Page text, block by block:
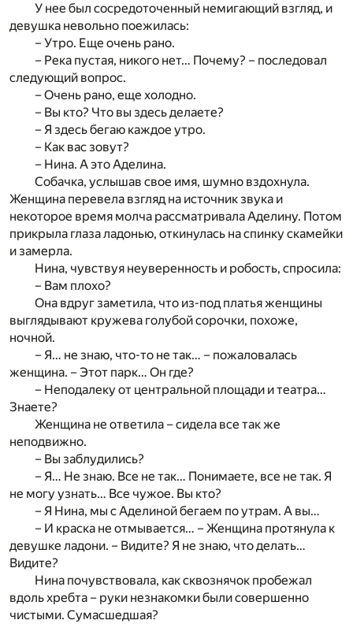
У нее был сосредоточенный немигающий взгляд, и
девушка невольно поежилась:
– Утро. Еще очень рано.
– Река пустая, никого нет… Почему? – последовал
следующий вопрос.
– Очень рано, еще холодно.
– Вы кто? Что вы здесь делаете?
– Я здесь бегаю каждое утро.
– Как вас зовут?
– Нина. А это Аделина.
Собачка, услышав свое имя, шумно вздохнула.
Женщина перевела взгляд на источник звука и
некоторое время молча рассматривала Аделину. Потом
прикрыла глаза ладонью, откинулась на спинку скамейки
и замерла.
Нина, чувствуя неуверенность и робость, спросила:
– Вам плохо?
Она вдруг заметила, что из-под платья женщины
выглядывают кружева голубой сорочки, похоже,
ночной.
– Я… не знаю, что-то не так… – пожаловалась
женщина. – Этот парк… Он где?
– Неподалеку от центральной площади и театра…
Знаете?
Женщина не ответила – сидела все так же
неподвижно.
– Вы заблудились?
– Я… Не знаю. Все не так… Понимаете, все не так. Я
не могу узнать… Все чужое. Вы кто?
– Я Нина, мы с Аделиной бегаем по утрам. А вы…
– И краска не отмывается… – Женщина протянула к
девушке ладони. – Видите? Я не знаю, что делать…
Видите?
Нина почувствовала, как сквознячок пробежал
вдоль хребта – руки незнакомки были совершенно
чистыми. Сумасшедшая?